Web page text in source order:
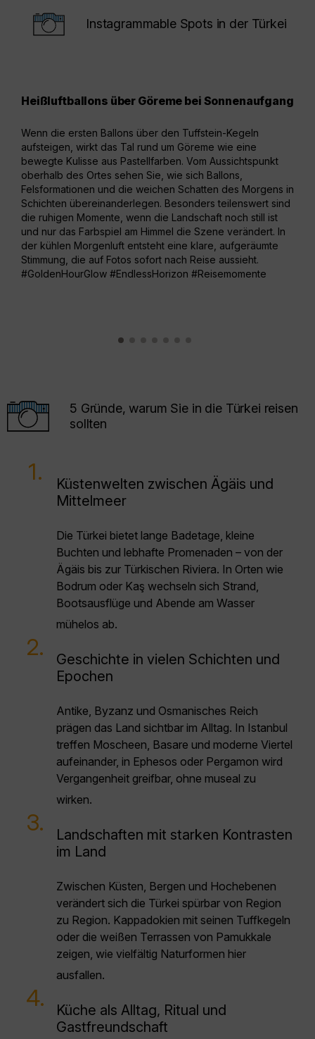
Instagrammable Spots in der Türkei
Heißluftballons über Göreme bei Sonnenaufgang
Wenn die ersten Ballons über den Tuffstein-Kegeln
aufsteigen, wirkt das Tal rund um Göreme wie eine
bewegte Kulisse aus Pastellfarben. Vom Aussichtspunkt
oberhalb des Ortes sehen Sie, wie sich Ballons,
Felsformationen und die weichen Schatten des Morgens in
Schichten übereinanderlegen. Besonders teilenswert sind
die ruhigen Momente, wenn die Landschaft noch still ist
und nur das Farbspiel am Himmel die Szene verändert. In
der kühlen Morgenluft entsteht eine klare, aufgeräumte
Stimmung, die auf Fotos sofort nach Reise aussieht.
#GoldenHourGlow #EndlessHorizon #Reisemomente
5 Gründe, warum Sie in die Türkei reisen
sollten
1.
Küstenwelten zwischen Ägäis und
Mittelmeer
Die Türkei bietet lange Badetage, kleine
Buchten und lebhafte Promenaden – von der
Ägäis bis zur Türkischen Riviera. In Orten wie
Bodrum oder Kaş wechseln sich Strand,
Bootsausflüge und Abende am Wasser
mühelos ab.
2.
Geschichte in vielen Schichten und
Epochen
Antike, Byzanz und Osmanisches Reich
prägen das Land sichtbar im Alltag. In Istanbul
treffen Moscheen, Basare und moderne Viertel
aufeinander, in Ephesos oder Pergamon wird
Vergangenheit greifbar, ohne museal zu
wirken.
3.
Landschaften mit starken Kontrasten
im Land
Zwischen Küsten, Bergen und Hochebenen
verändert sich die Türkei spürbar von Region
zu Region. Kappadokien mit seinen Tuffkegeln
oder die weißen Terrassen von Pamukkale
zeigen, wie vielfältig Naturformen hier
ausfallen.
4.
Küche als Alltag, Ritual und
Gastfreundschaft